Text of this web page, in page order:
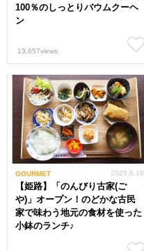
100％のしっとりバウムクーヘ
ン
13,657views
GOURMET
【姫路】「のんびり古家(ご
や)」オープン！のどかな古民
家で味わう地元の食材を使った
小鉢のランチ♪
2025.6.16